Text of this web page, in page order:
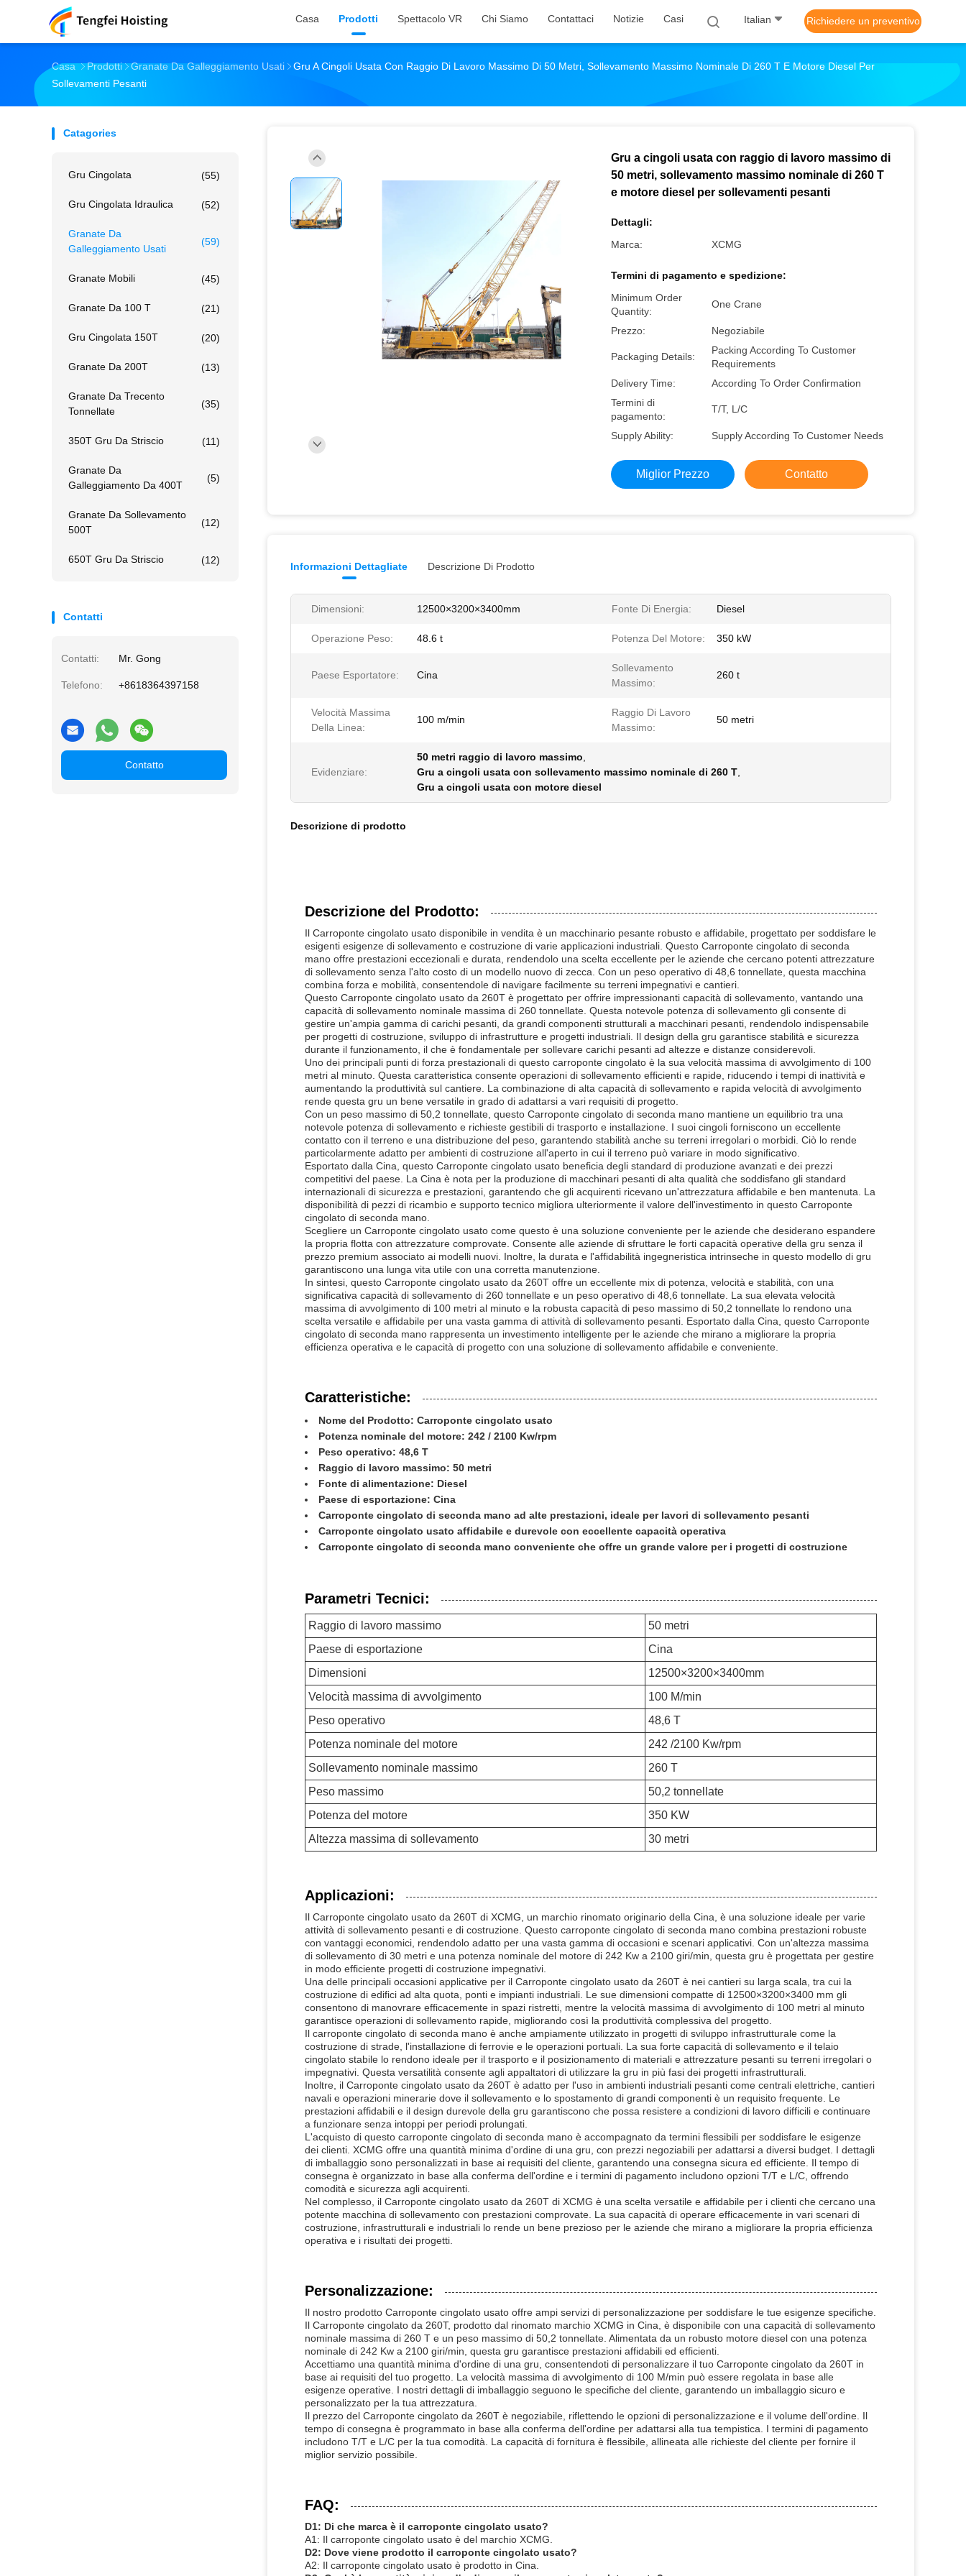
Casa Prodotti Spettacolo VR Chi Siamo Contattaci Notizie Casi Italian Richiedere un preventivo
Casa Prodotti Granate Da Galleggiamento Usati
Gru A Cingoli Usata Con Raggio Di Lavoro Massimo Di 50 Metri, Sollevamento Massimo Nominale Di 260 T E Motore Diesel Per
Sollevamenti Pesanti
Catagories
Gru Cingolata (55)
Gru Cingolata Idraulica (52)
Granate Da
Galleggiamento Usati
(59)
Granate Mobili (45)
Granate Da 100 T (21)
Gru Cingolata 150T (20)
Granate Da 200T (13)
Granate Da Trecento
Tonnellate
(35)
350T Gru Da Striscio (11)
Granate Da
Galleggiamento Da 400T
(5)
Granate Da Sollevamento
500T
(12)
650T Gru Da Striscio (12)
Contatti
Contatti: Mr. Gong
Telefono: +8618364397158
Contatto
Gru a cingoli usata con raggio di lavoro massimo di
50 metri, sollevamento massimo nominale di 260 T
e motore diesel per sollevamenti pesanti
Dettagli:
Marca:
XCMG
Termini di pagamento e spedizione:
Minimum Order
Quantity:
One Crane
Prezzo: Negoziabile
Packaging Details:
Packing According To Customer
Requirements
Delivery Time:
According To Order Confirmation
Termini di
pagamento:
T/T, L/C
Supply Ability: Supply According To Customer Needs
Miglior Prezzo Contatto
Informazioni Dettagliate Descrizione Di Prodotto
Dimensioni: 12500×3200×3400mm Fonte Di Energia: Diesel
Operazione Peso: 48.6 t Potenza Del Motore: 350 kW
Paese Esportatore: Cina
Sollevamento
Massimo:
260 t
Velocità Massima
Della Linea:
100 m/min
Raggio Di Lavoro
Massimo:
50 metri
Evidenziare:
50 metri raggio di lavoro massimo
Gru a cingoli usata con sollevamento massimo nominale di 260 T
Gru a cingoli usata con motore diesel
Descrizione di prodotto
Descrizione del Prodotto:
Il Carroponte cingolato usato disponibile in vendita è un macchinario pesante robusto e affidabile, progettato per soddisfare le
esigenti esigenze di sollevamento e costruzione di varie applicazioni industriali. Questo Carroponte cingolato di seconda
mano offre prestazioni eccezionali e durata, rendendolo una scelta eccellente per le aziende che cercano potenti attrezzature
di sollevamento senza l'alto costo di un modello nuovo di zecca. Con un peso operativo di 48,6 tonnellate, questa macchina
combina forza e mobilità, consentendole di navigare facilmente su terreni impegnativi e cantieri.
Questo Carroponte cingolato usato da 260T è progettato per offrire impressionanti capacità di sollevamento, vantando una
capacità di sollevamento nominale massima di 260 tonnellate. Questa notevole potenza di sollevamento gli consente di
gestire un'ampia gamma di carichi pesanti, da grandi componenti strutturali a macchinari pesanti, rendendolo indispensabile
per progetti di costruzione, sviluppo di infrastrutture e progetti industriali. Il design della gru garantisce stabilità e sicurezza
durante il funzionamento, il che è fondamentale per sollevare carichi pesanti ad altezze e distanze considerevoli.
Uno dei principali punti di forza prestazionali di questo carroponte cingolato è la sua velocità massima di avvolgimento di 100
metri al minuto. Questa caratteristica consente operazioni di sollevamento efficienti e rapide, riducendo i tempi di inattività e
aumentando la produttività sul cantiere. La combinazione di alta capacità di sollevamento e rapida velocità di avvolgimento
rende questa gru un bene versatile in grado di adattarsi a vari requisiti di progetto.
Con un peso massimo di 50,2 tonnellate, questo Carroponte cingolato di seconda mano mantiene un equilibrio tra una
notevole potenza di sollevamento e richieste gestibili di trasporto e installazione. I suoi cingoli forniscono un eccellente
contatto con il terreno e una distribuzione del peso, garantendo stabilità anche su terreni irregolari o morbidi. Ciò lo rende
particolarmente adatto per ambienti di costruzione all'aperto in cui il terreno può variare in modo significativo.
Esportato dalla Cina, questo Carroponte cingolato usato beneficia degli standard di produzione avanzati e dei prezzi
competitivi del paese. La Cina è nota per la produzione di macchinari pesanti di alta qualità che soddisfano gli standard
internazionali di sicurezza e prestazioni, garantendo che gli acquirenti ricevano un'attrezzatura affidabile e ben mantenuta. La
disponibilità di pezzi di ricambio e supporto tecnico migliora ulteriormente il valore dell'investimento in questo Carroponte
cingolato di seconda mano.
Scegliere un Carroponte cingolato usato come questo è una soluzione conveniente per le aziende che desiderano espandere
la propria flotta con attrezzature comprovate. Consente alle aziende di sfruttare le forti capacità operative della gru senza il
prezzo premium associato ai modelli nuovi. Inoltre, la durata e l'affidabilità ingegneristica intrinseche in questo modello di gru
garantiscono una lunga vita utile con una corretta manutenzione.
In sintesi, questo Carroponte cingolato usato da 260T offre un eccellente mix di potenza, velocità e stabilità, con una
significativa capacità di sollevamento di 260 tonnellate e un peso operativo di 48,6 tonnellate. La sua elevata velocità
massima di avvolgimento di 100 metri al minuto e la robusta capacità di peso massimo di 50,2 tonnellate lo rendono una
scelta versatile e affidabile per una vasta gamma di attività di sollevamento pesanti. Esportato dalla Cina, questo Carroponte
cingolato di seconda mano rappresenta un investimento intelligente per le aziende che mirano a migliorare la propria
efficienza operativa e le capacità di progetto con una soluzione di sollevamento affidabile e conveniente.
Caratteristiche:
Nome del Prodotto: Carroponte cingolato usato
Potenza nominale del motore: 242 / 2100 Kw/rpm
Peso operativo: 48,6 T
Raggio di lavoro massimo: 50 metri
Fonte di alimentazione: Diesel
Paese di esportazione: Cina
Carroponte cingolato di seconda mano ad alte prestazioni, ideale per lavori di sollevamento pesanti
Carroponte cingolato usato affidabile e durevole con eccellente capacità operativa
Carroponte cingolato di seconda mano conveniente che offre un grande valore per i progetti di costruzione
Parametri Tecnici:
Raggio di lavoro massimo
50 metri
Paese di esportazione
Cina
Dimensioni
12500×3200×3400mm
Velocità massima di avvolgimento
100 M/min
Peso operativo
48,6 T
Potenza nominale del motore
242 /2100 Kw/rpm
Sollevamento nominale massimo
260 T
Peso massimo
50,2 tonnellate
Potenza del motore
350 KW
Altezza massima di sollevamento
30 metri
Applicazioni:
Il Carroponte cingolato usato da 260T di XCMG, un marchio rinomato originario della Cina, è una soluzione ideale per varie
attività di sollevamento pesanti e di costruzione. Questo carroponte cingolato di seconda mano combina prestazioni robuste
con vantaggi economici, rendendolo adatto per una vasta gamma di occasioni e scenari applicativi. Con un'altezza massima
di sollevamento di 30 metri e una potenza nominale del motore di 242 Kw a 2100 giri/min, questa gru è progettata per gestire
in modo efficiente progetti di costruzione impegnativi.
Una delle principali occasioni applicative per il Carroponte cingolato usato da 260T è nei cantieri su larga scala, tra cui la
costruzione di edifici ad alta quota, ponti e impianti industriali. Le sue dimensioni compatte di 12500×3200×3400 mm gli
consentono di manovrare efficacemente in spazi ristretti, mentre la velocità massima di avvolgimento di 100 metri al minuto
garantisce operazioni di sollevamento rapide, migliorando così la produttività complessiva del progetto.
Il carroponte cingolato di seconda mano è anche ampiamente utilizzato in progetti di sviluppo infrastrutturale come la
costruzione di strade, l'installazione di ferrovie e le operazioni portuali. La sua forte capacità di sollevamento e il telaio
cingolato stabile lo rendono ideale per il trasporto e il posizionamento di materiali e attrezzature pesanti su terreni irregolari o
impegnativi. Questa versatilità consente agli appaltatori di utilizzare la gru in più fasi dei progetti infrastrutturali.
Inoltre, il Carroponte cingolato usato da 260T è adatto per l'uso in ambienti industriali pesanti come centrali elettriche, cantieri
navali e operazioni minerarie dove il sollevamento e lo spostamento di grandi componenti è un requisito frequente. Le
prestazioni affidabili e il design durevole della gru garantiscono che possa resistere a condizioni di lavoro difficili e continuare
a funzionare senza intoppi per periodi prolungati.
L'acquisto di questo carroponte cingolato di seconda mano è accompagnato da termini flessibili per soddisfare le esigenze
dei clienti. XCMG offre una quantità minima d'ordine di una gru, con prezzi negoziabili per adattarsi a diversi budget. I dettagli
di imballaggio sono personalizzati in base ai requisiti del cliente, garantendo una consegna sicura ed efficiente. Il tempo di
consegna è organizzato in base alla conferma dell'ordine e i termini di pagamento includono opzioni T/T e L/C, offrendo
comodità e sicurezza agli acquirenti.
Nel complesso, il Carroponte cingolato usato da 260T di XCMG è una scelta versatile e affidabile per i clienti che cercano una
potente macchina di sollevamento con prestazioni comprovate. La sua capacità di operare efficacemente in vari scenari di
costruzione, infrastrutturali e industriali lo rende un bene prezioso per le aziende che mirano a migliorare la propria efficienza
operativa e i risultati dei progetti.
Personalizzazione:
Il nostro prodotto Carroponte cingolato usato offre ampi servizi di personalizzazione per soddisfare le tue esigenze specifiche.
Il Carroponte cingolato da 260T, prodotto dal rinomato marchio XCMG in Cina, è disponibile con una capacità di sollevamento
nominale massima di 260 T e un peso massimo di 50,2 tonnellate. Alimentata da un robusto motore diesel con una potenza
nominale di 242 Kw a 2100 giri/min, questa gru garantisce prestazioni affidabili ed efficienti.
Accettiamo una quantità minima d'ordine di una gru, consentendoti di personalizzare il tuo Carroponte cingolato da 260T in
base ai requisiti del tuo progetto. La velocità massima di avvolgimento di 100 M/min può essere regolata in base alle
esigenze operative. I nostri dettagli di imballaggio seguono le specifiche del cliente, garantendo un imballaggio sicuro e
personalizzato per la tua attrezzatura.
Il prezzo del Carroponte cingolato da 260T è negoziabile, riflettendo le opzioni di personalizzazione e il volume dell'ordine. Il
tempo di consegna è programmato in base alla conferma dell'ordine per adattarsi alla tua tempistica. I termini di pagamento
includono T/T e L/C per la tua comodità. La capacità di fornitura è flessibile, allineata alle richieste del cliente per fornire il
miglior servizio possibile.
FAQ:
D1: Di che marca è il carroponte cingolato usato?
A1: Il carroponte cingolato usato è del marchio XCMG.
D2: Dove viene prodotto il carroponte cingolato usato?
A2: Il carroponte cingolato usato è prodotto in Cina.